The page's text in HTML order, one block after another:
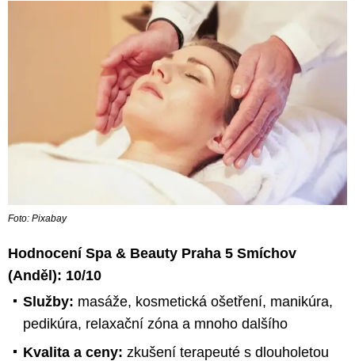
Foto: Pixabay
Hodnocení Spa & Beauty Praha 5 Smíchov
(Anděl): 10/10
Služby: masáže, kosmetická ošetření, manikúra,
pedikúra, relaxační zóna a mnoho dalšího
Kvalita a ceny: zkušení terapeuté s dlouholetou